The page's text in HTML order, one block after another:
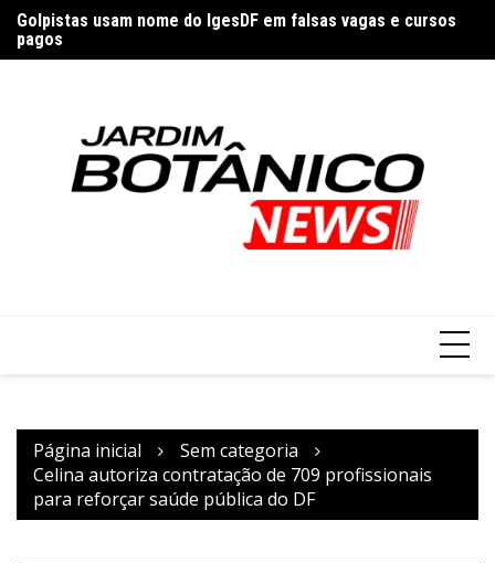
para
o
Golpistas usam nome do IgesDF em falsas vagas e cursos
pagos
Página inicial
Sem categoria
Celina autoriza contratação de 709 profissionais
para reforçar saúde pública do DF